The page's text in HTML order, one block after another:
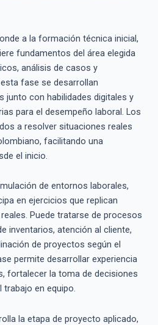
a la formación técnica inicial,
fundamentos del área elegida
análisis de casos y
fase se desarrollan
junto con habilidades digitales y
para el desempeño laboral. Los
a resolver situaciones reales
facilitando una
el inicio.
de entornos laborales,
en ejercicios que replican
Puede tratarse de procesos
inventarios, atención al cliente,
de proyectos según el
permite desarrollar experiencia
fortalecer la toma de decisiones
trabajo en equipo.
la etapa de proyecto aplicado,